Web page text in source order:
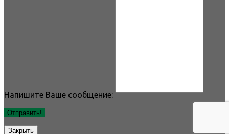
Напишите Ваше сообщение:
Отправить!
Закрыть